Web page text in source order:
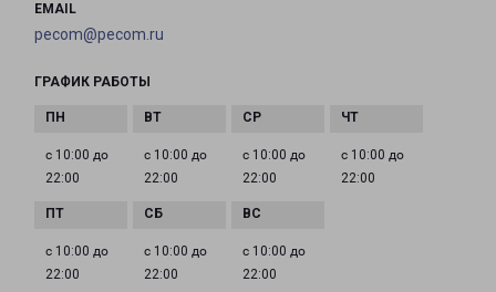
EMAIL
pecom@pecom.ru
ГРАФИК РАБОТЫ
с 10:00 до
22:00
с 10:00 до
22:00
с 10:00 до
22:00
с 10:00 до
22:00
с 10:00 до
22:00
с 10:00 до
22:00
с 10:00 до
22:00